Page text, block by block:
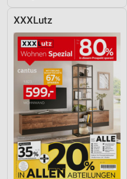
XXXLutz